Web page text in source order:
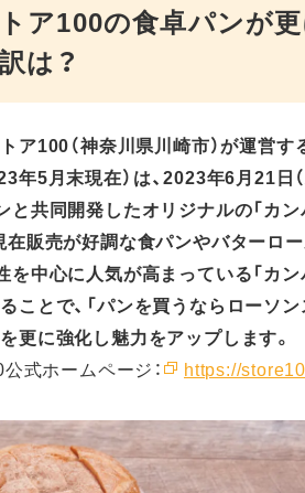
ア100の食卓パンが更
は？
ア100（神奈川県川崎市）が運営す
3年5月末現在）は、2023年6月21日（
と共同開発したオリジナルの「カ
在販売が好調な食パンやバターロ
を中心に人気が高まっている「カン
ことで、 「パンを買うならローソン
更に強化し魅力をアップし ます。
式ホームページ：
https://